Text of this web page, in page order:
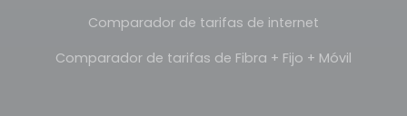
Comparador de tarifas de internet
Comparador de tarifas de Fibra + Fijo + Móvil